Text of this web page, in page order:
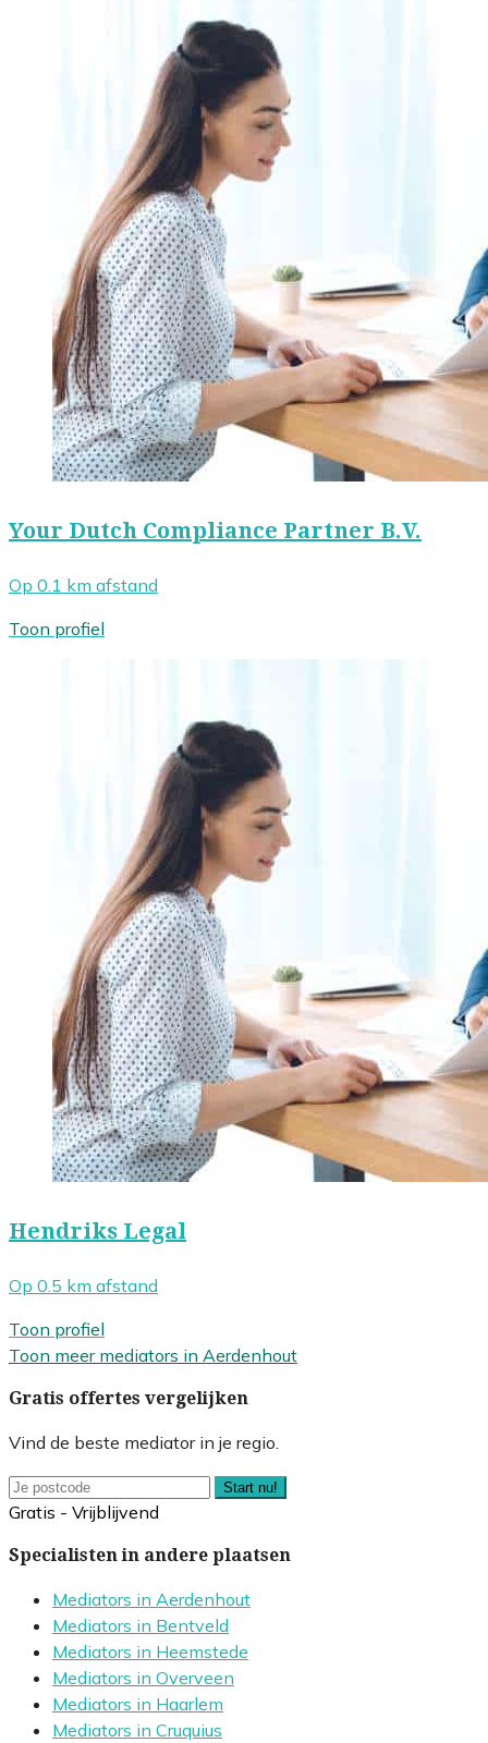
Your Dutch Compliance Partner B.V.
Op 0.1 km afstand
Toon profiel
Hendriks Legal
Op 0.5 km afstand
Toon profiel
Toon meer mediators in Aerdenhout
Gratis offertes vergelijken
Vind de beste mediator in je regio.
Start nu!
Gratis - Vrijblijvend
Specialisten in andere plaatsen
Mediators in Aerdenhout
Mediators in Bentveld
Mediators in Heemstede
Mediators in Overveen
Mediators in Haarlem
Mediators in Cruquius